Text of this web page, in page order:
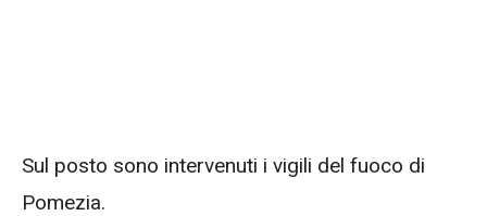
Sul posto sono intervenuti i vigili del fuoco di
Pomezia.